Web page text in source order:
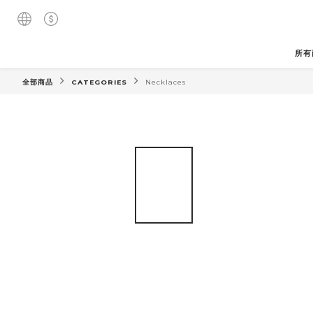
所
全部商品 CATEGORIES Necklaces